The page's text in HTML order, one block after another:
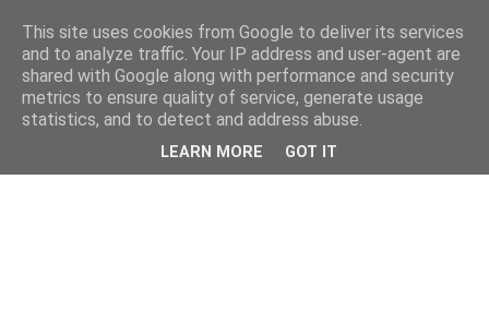
This site uses cookies from Google to deliver its services
and to analyze traffic. Your IP address and user-agent are
shared with Google along with performance and security
metrics to ensure quality of service, generate usage
statistics, and to detect and address abuse.
LEARN MORE GOT IT